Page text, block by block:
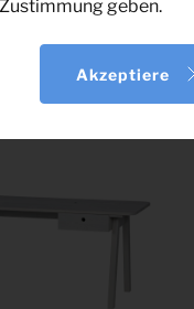
geben.
Akzeptiere